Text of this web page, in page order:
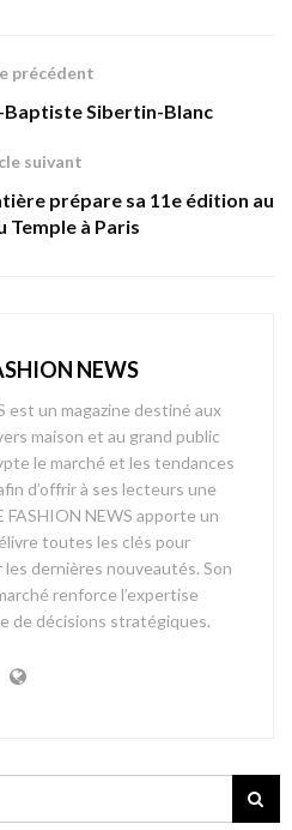
précédent
Baptiste Sibertin-Blanc
suivant
prépare sa 11e édition au
Temple à Paris
NEWS
est un magazine destiné aux
maison et au grand public
le marché et les tendances
d’offrir à ses lecteurs une
NEWS apporte un
toutes les clés pour
dernières nouveautés. Son
renforce l’expertise
de décisions stratégiques.